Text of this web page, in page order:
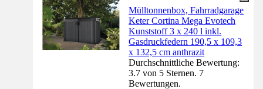
Mülltonnenbox, Fahrradgarage
Keter Cortina Mega Evotech
Kunststoff 3 x 240 l inkl.
Gasdruckfedern 190,5 x 109,3
x 132,5 cm anthrazit
Durchschnittliche Bewertung:
3.7 von 5 Sternen. 7
Bewertungen.